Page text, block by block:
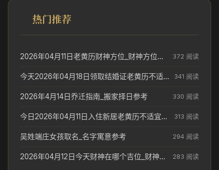
热门推荐
2026年04月11日老黄历财神方位_财神方位与供奉讲究 372 阅读
今天2026年04月18日领取结婚证老黄历不适合吗_领证日期参考 341 阅读
2026年4月14日乔迁指南_搬家择日参考 330 阅读
今日2026年04月11日入住新居老黄历不适宜吗_搬家择日参考 313 阅读
吴姓端庄女孩取名_名字寓意参考 294 阅读
2026年04月12日今天财神在哪个吉位_财神方位参考 283 阅读